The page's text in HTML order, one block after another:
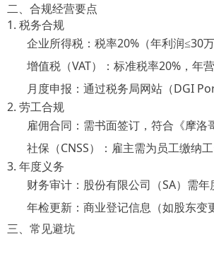
二、合规经营要点
1. 税务合规
企业所得税：税率20%（年利润≤30
增值税（VAT）：标准税率20%，年
月度申报：通过税务局网站（DGI
2. 劳工合规
雇佣合同：需书面签订，符合《摩洛
社保（CNSS）：雇主需为员工缴纳
3. 年度义务
财务审计：股份有限公司（SA）需
年检更新：商业登记信息（如股东变
三、常见避坑